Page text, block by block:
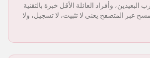
البعيدين، وأفراد العائلة الأقل خبرة بالتقنية
عبر المتصفح يعني لا تثبيت، لا تسجيل، ولا